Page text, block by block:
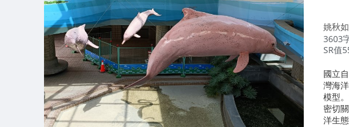
作
者：
姚秋如
3603
SR值
國立
灣海
模型
密切
洋生態